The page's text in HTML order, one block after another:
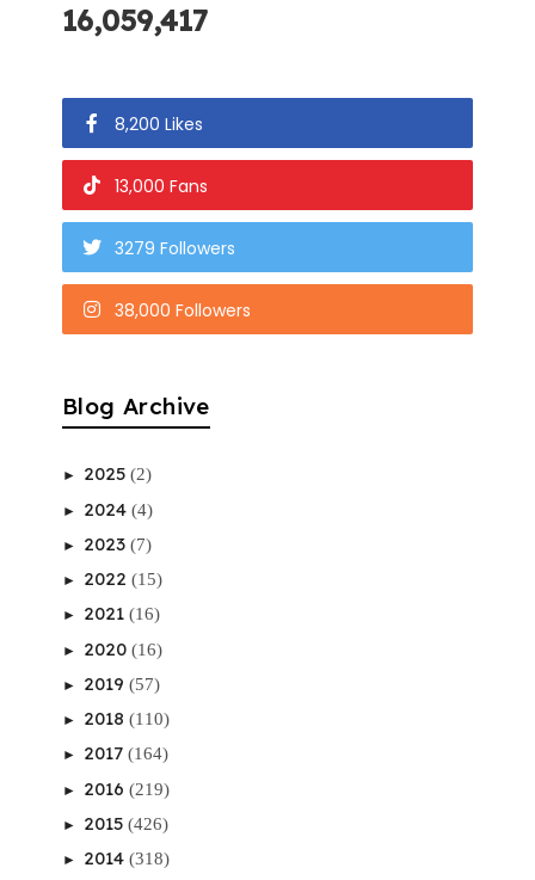
16,059,417
8,200 Likes
13,000 Fans
3279 Followers
38,000 Followers
Blog Archive
► 2025 (2)
► 2024 (4)
► 2023 (7)
► 2022 (15)
► 2021 (16)
► 2020 (16)
► 2019 (57)
► 2018 (110)
► 2017 (164)
► 2016 (219)
► 2015 (426)
► 2014 (318)